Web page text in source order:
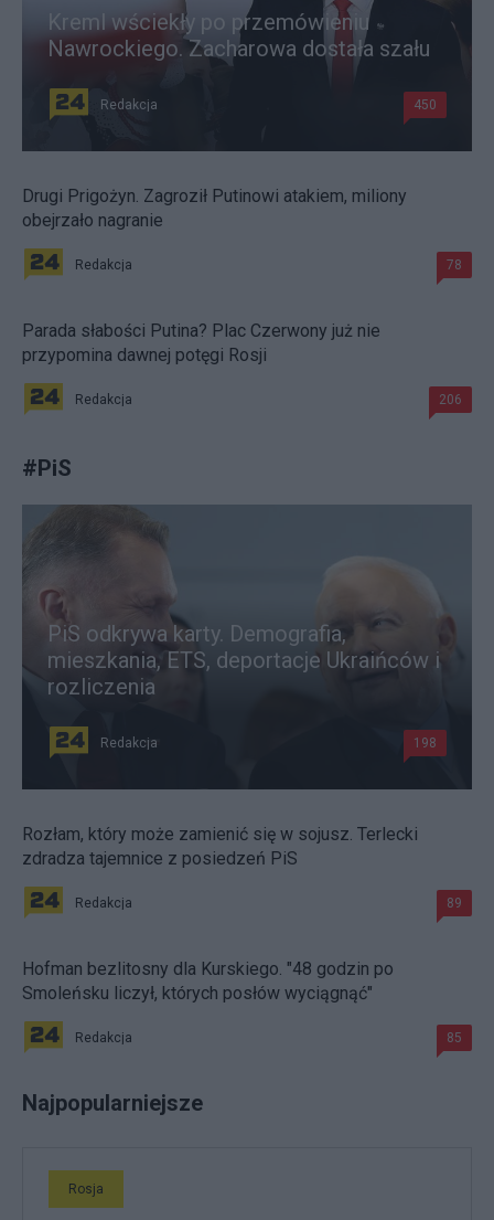
Kreml wściekły po przemówieniu
Nawrockiego. Zacharowa dostała szału
Redakcja 450
Drugi Prigożyn. Zagroził Putinowi atakiem, miliony
obejrzało nagranie
Redakcja 78
Parada słabości Putina? Plac Czerwony już nie
przypomina dawnej potęgi Rosji
Redakcja 206
#PiS
PiS odkrywa karty. Demografia,
mieszkania, ETS, deportacje Ukraińców i
rozliczenia
Redakcja 198
Rozłam, który może zamienić się w sojusz. Terlecki
zdradza tajemnice z posiedzeń PiS
Redakcja 89
Hofman bezlitosny dla Kurskiego. "48 godzin po
Smoleńsku liczył, których posłów wyciągnąć"
Redakcja 85
Najpopularniejsze
Rosja